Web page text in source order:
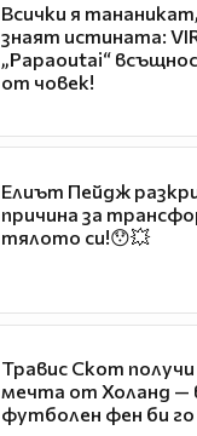
Всички я
знаят истината:
„Papaoutai“
от човек!
Елиът Пейдж
причина за
тялото си!😯💥
Травис Скот
мечта от Холанд —
футболен фен би го